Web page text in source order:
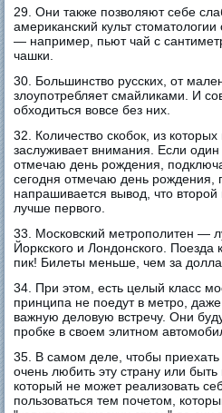
29. Они также позволяют себе
американский культ
— например, пьют чай с
чашки.
30. Большинство русских, от
злоупотребляет смайликами. И
обходиться вовсе без них.
32. Количество скобок, из
заслуживает внимания. Если
отмечаю день рождения,
сегодня отмечаю день рождения,
напрашивается вывод, что второй
лучше первого.
33. Московский метрополитен —
Йоркского и Лондонского.
пик! Билеты меньше, чем за
34. При этом, есть целый класс
принципа не поедут в метро,
важную деловую встречу. Они
пробке в своем элитном
35. В самом деле, чтобы
очень любить эту страну или
который не может реализовать
пользоваться тем почетом,